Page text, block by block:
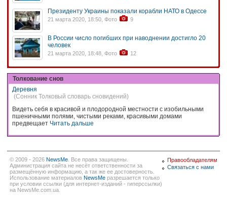
Президенту Украины показали корабли НАТО в Одессе
21 марта 2020, 18:50, Фото 9
В России число погибших при наводнении достигло 20
человек
21 марта 2020, 18:48, Фото 12
Толкование снов
Деревня
(Сонник Толковый словарь сновидений)
Видеть себя в красивой и плодородной местности с изобильными
пшеничными полями, чистыми реками, красивыми домами
предвещает Читать дальше
© 2009 - 2026 NewsMe . Все права защищены.
Администрация сайта не несёт ответственности за
размещённую информацию, а так же ее достоверность.
Использование материалов NewsMe разрешается только
при условии ссылки (для интернет-изданий - гиперссылки)
на NewsMe.com.ua.
Правообладателям
Связаться с нами